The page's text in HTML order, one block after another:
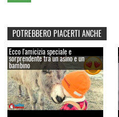
POTREBBERO PIACERTI ANCHE
Ecco l'amicizia speciale e
sorprendente tra un asino e un
bambino